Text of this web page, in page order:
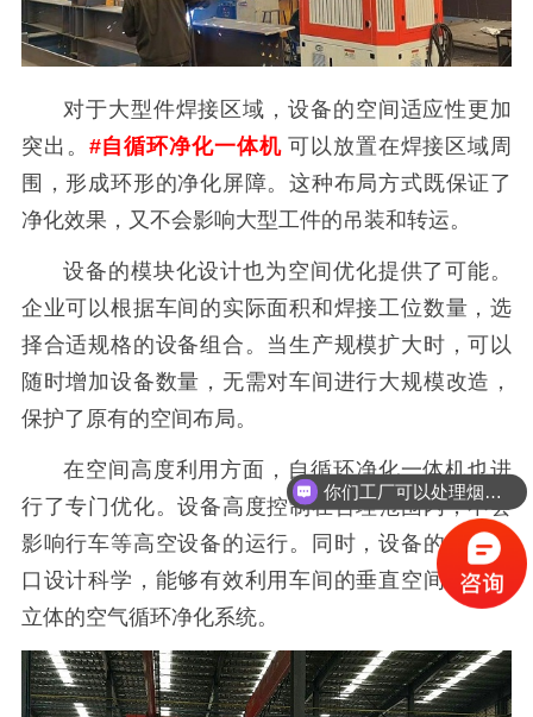
对于大型件焊接区域，设备的空间适应性更加
突出。 #自循环净化一体机 可以放置在焊接区域周
围，形成环形的净化屏障。这种布局方式既保证了
净化效果，又不会影响大型工件的吊装和转运。
设备的模块化设计也为空间优化提供了可能。
企业可以根据车间的实际面积和焊接工位数量，选
择合适规格的设备组合。当生产规模扩大时，可以
随时增加设备数量，无需对车间进行大规模改造，
保护了原有的空间布局。
在空间高度利用方面，自循环净化一体机也进
行了专门优化。设备高度控制在合理范围内，不会
影响行车等高空设备的运行。同时，设备的进出风
口设计科学，能够有效利用车间的垂直空间，形成
立体的空气循环净化系统。
你们工厂可以处理烟尘粉尘吗？